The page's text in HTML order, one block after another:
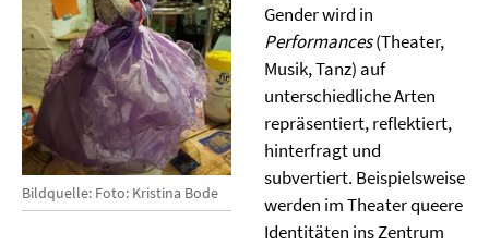
Bildquelle: Foto: Kristina Bode
Gender wird in
Performances(Theater,
Musik, Tanz) auf
unterschiedliche Arten
repräsentiert, reflektiert,
hinterfragt und
subvertiert. Beispielsweise
werden im Theater queere
Identitäten ins Zentrum